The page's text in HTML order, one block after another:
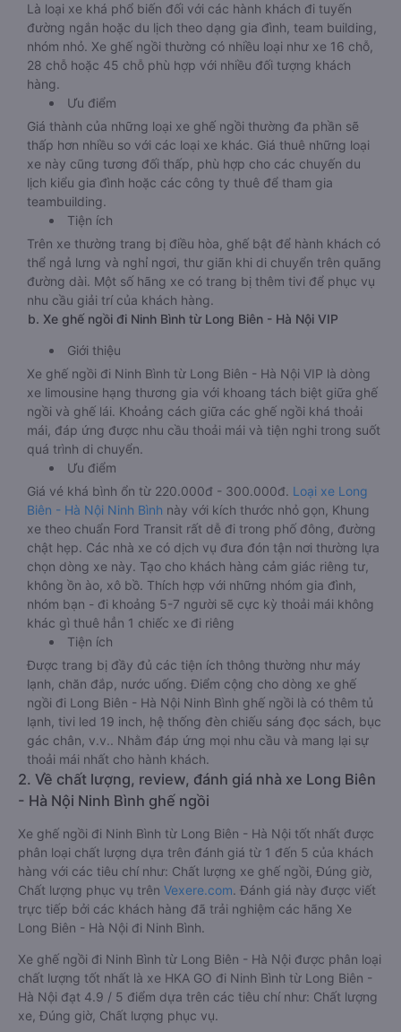
Là loại xe khá phổ biến đối với các hành khách đi tuyến
đường ngắn hoặc du lịch theo dạng gia đình, team building,
nhóm nhỏ. Xe ghế ngồi thường có nhiều loại như xe 16 chỗ,
28 chỗ hoặc 45 chỗ phù hợp với nhiều đối tượng khách
hàng.
Ưu điểm
Giá thành của những loại xe ghế ngồi thường đa phần sẽ
thấp hơn nhiều so với các loại xe khác. Giá thuê những loại
xe này cũng tương đối thấp, phù hợp cho các chuyến du
lịch kiểu gia đình hoặc các công ty thuê để tham gia
teambuilding.
Tiện ích
Trên xe thường trang bị điều hòa, ghế bật để hành khách có
thể ngả lưng và nghỉ ngơi, thư giãn khi di chuyển trên quãng
đường dài. Một số hãng xe có trang bị thêm tivi để phục vụ
nhu cầu giải trí của khách hàng.
b. Xe ghế ngồi đi Ninh Bình từ Long Biên - Hà Nội VIP
Giới thiệu
Xe ghế ngồi đi Ninh Bình từ Long Biên - Hà Nội VIP là dòng
xe limousine hạng thương gia với khoang tách biệt giữa ghế
ngồi và ghế lái. Khoảng cách giữa các ghế ngồi khá thoải
mái, đáp ứng được nhu cầu thoải mái và tiện nghi trong suốt
quá trình di chuyển.
Ưu điểm
Giá vé khá bình ổn từ 220.000đ - 300.000đ. Loại xe Long
Biên - Hà Nội Ninh Bình này với kích thước nhỏ gọn, Khung
xe theo chuẩn Ford Transit rất dễ đi trong phố đông, đường
chật hẹp. Các nhà xe có dịch vụ đưa đón tận nơi thường lựa
chọn dòng xe này. Tạo cho khách hàng cảm giác riêng tư,
không ồn ào, xô bồ. Thích hợp với những nhóm gia đình,
nhóm bạn - đi khoảng 5-7 người sẽ cực kỳ thoải mái không
khác gì thuê hẳn 1 chiếc xe đi riêng
Tiện ích
Được trang bị đầy đủ các tiện ích thông thường như máy
lạnh, chăn đắp, nước uống. Điểm cộng cho dòng xe ghế
ngồi đi Long Biên - Hà Nội Ninh Bình ghế ngồi là có thêm tủ
lạnh, tivi led 19 inch, hệ thống đèn chiếu sáng đọc sách, bục
gác chân, v.v.. Nhằm đáp ứng mọi nhu cầu và mang lại sự
thoải mái nhất cho hành khách.
2. Về chất lượng, review, đánh giá nhà xe Long Biên
- Hà Nội Ninh Bình ghế ngồi
Xe ghế ngồi đi Ninh Bình từ Long Biên - Hà Nội tốt nhất được
phân loại chất lượng dựa trên đánh giá từ 1 đến 5 của khách
hàng với các tiêu chí như: Chất lượng xe ghế ngồi, Đúng giờ,
Chất lượng phục vụ trên Vexere.com. Đánh giá này được viết
trực tiếp bởi các khách hàng đã trải nghiệm các hãng Xe
Long Biên - Hà Nội đi Ninh Bình.
Xe ghế ngồi đi Ninh Bình từ Long Biên - Hà Nội được phân loại
chất lượng tốt nhất là xe HKA GO đi Ninh Bình từ Long Biên -
Hà Nội đạt 4.9 / 5 điểm dựa trên các tiêu chí như: Chất lượng
xe, Đúng giờ, Chất lượng phục vụ.